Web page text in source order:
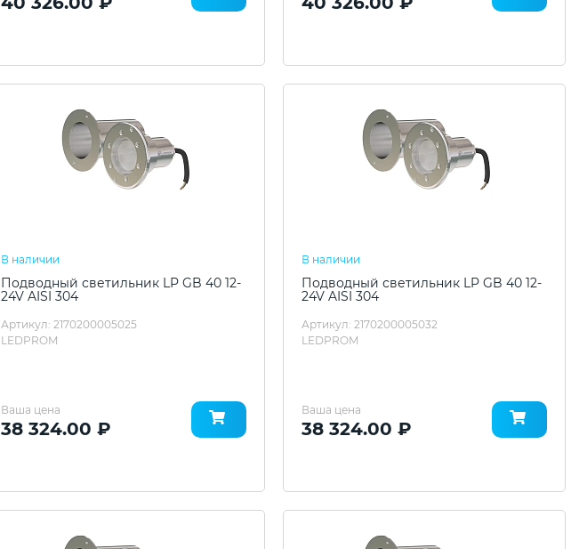
В наличии
Подводный светильник LP GB 40 12-
24V AISI 304
Артикул: 2170200005025
LEDPROM
Ваша цена
38 324.00 ₽
В наличии
Подводный светильник LP GB 40 12-
24V AISI 304
Артикул: 2170200005032
LEDPROM
Ваша цена
38 324.00 ₽